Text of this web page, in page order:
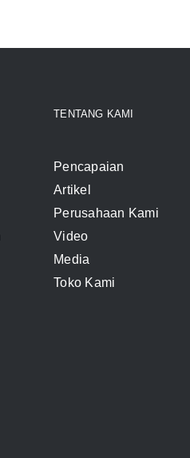
TENTANG KAMI
Pencapaian
Artikel
Perusahaan Kami
Video
Media
Toko Kami